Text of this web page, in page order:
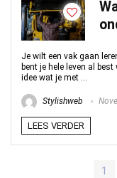
Je wilt een vak gaan
bent je hele leven al
idee wat je met ...
Stylishweb
LEES VERDER
1